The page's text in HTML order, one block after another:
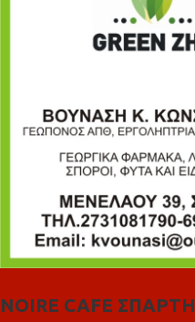
NOIRE CAFE ΣΠΑΡΤΗ